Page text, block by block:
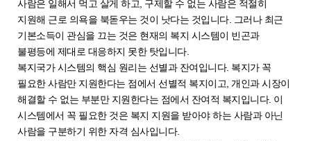
사람은 일해서 먹고 살게 하고, 구제할 수 없는 사람은 적절히
지원해 근로 의욕을 북돋우는 것이 낫다는 것입니다. 그러나 최근
기본소득이 관심을 끄는 것은 현재의 복지 시스템이 빈곤과
불평등에 제대로 대응하지 못한 탓입니다.
복지국가 시스템의 핵심 원리는 선별과 잔여입니다. 복지가 꼭
필요한 사람만 지원한다는 점에서 선별적 복지이고, 개인과 시장이
해결할 수 없는 부분만 지원한다는 점에서 잔여적 복지입니다. 이
시스템에서 꼭 필요한 것은 복지 지원을 받아야 하는 사람과 아닌
사람을 구분하기 위한 자격 심사입니다.